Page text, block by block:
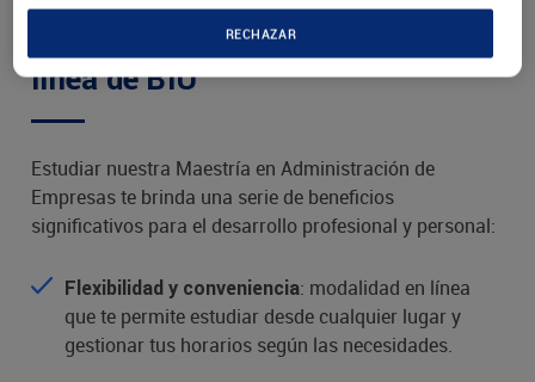
Ventajas de estudiar el MBA en
línea de BIU
Estudiar nuestra Maestría en Administración de
Empresas te brinda una serie de beneficios
significativos para el desarrollo profesional y personal:
Flexibilidad y conveniencia: modalidad en línea
que te permite estudiar desde cualquier lugar y
gestionar tus horarios según las necesidades.
RECHAZAR